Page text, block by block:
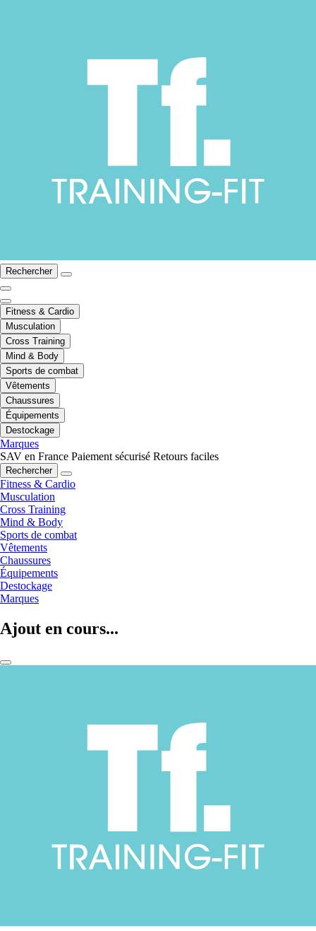
Rechercher
Fitness & Cardio
Musculation
Cross Training
Mind & Body
Sports de combat
Vêtements
Chaussures
Équipements
Destockage
Marques
SAV en France Paiement sécurisé Retours faciles
Rechercher
Fitness & Cardio
Musculation
Cross Training
Mind & Body
Sports de combat
Vêtements
Chaussures
Équipements
Destockage
Marques
Ajout en cours...